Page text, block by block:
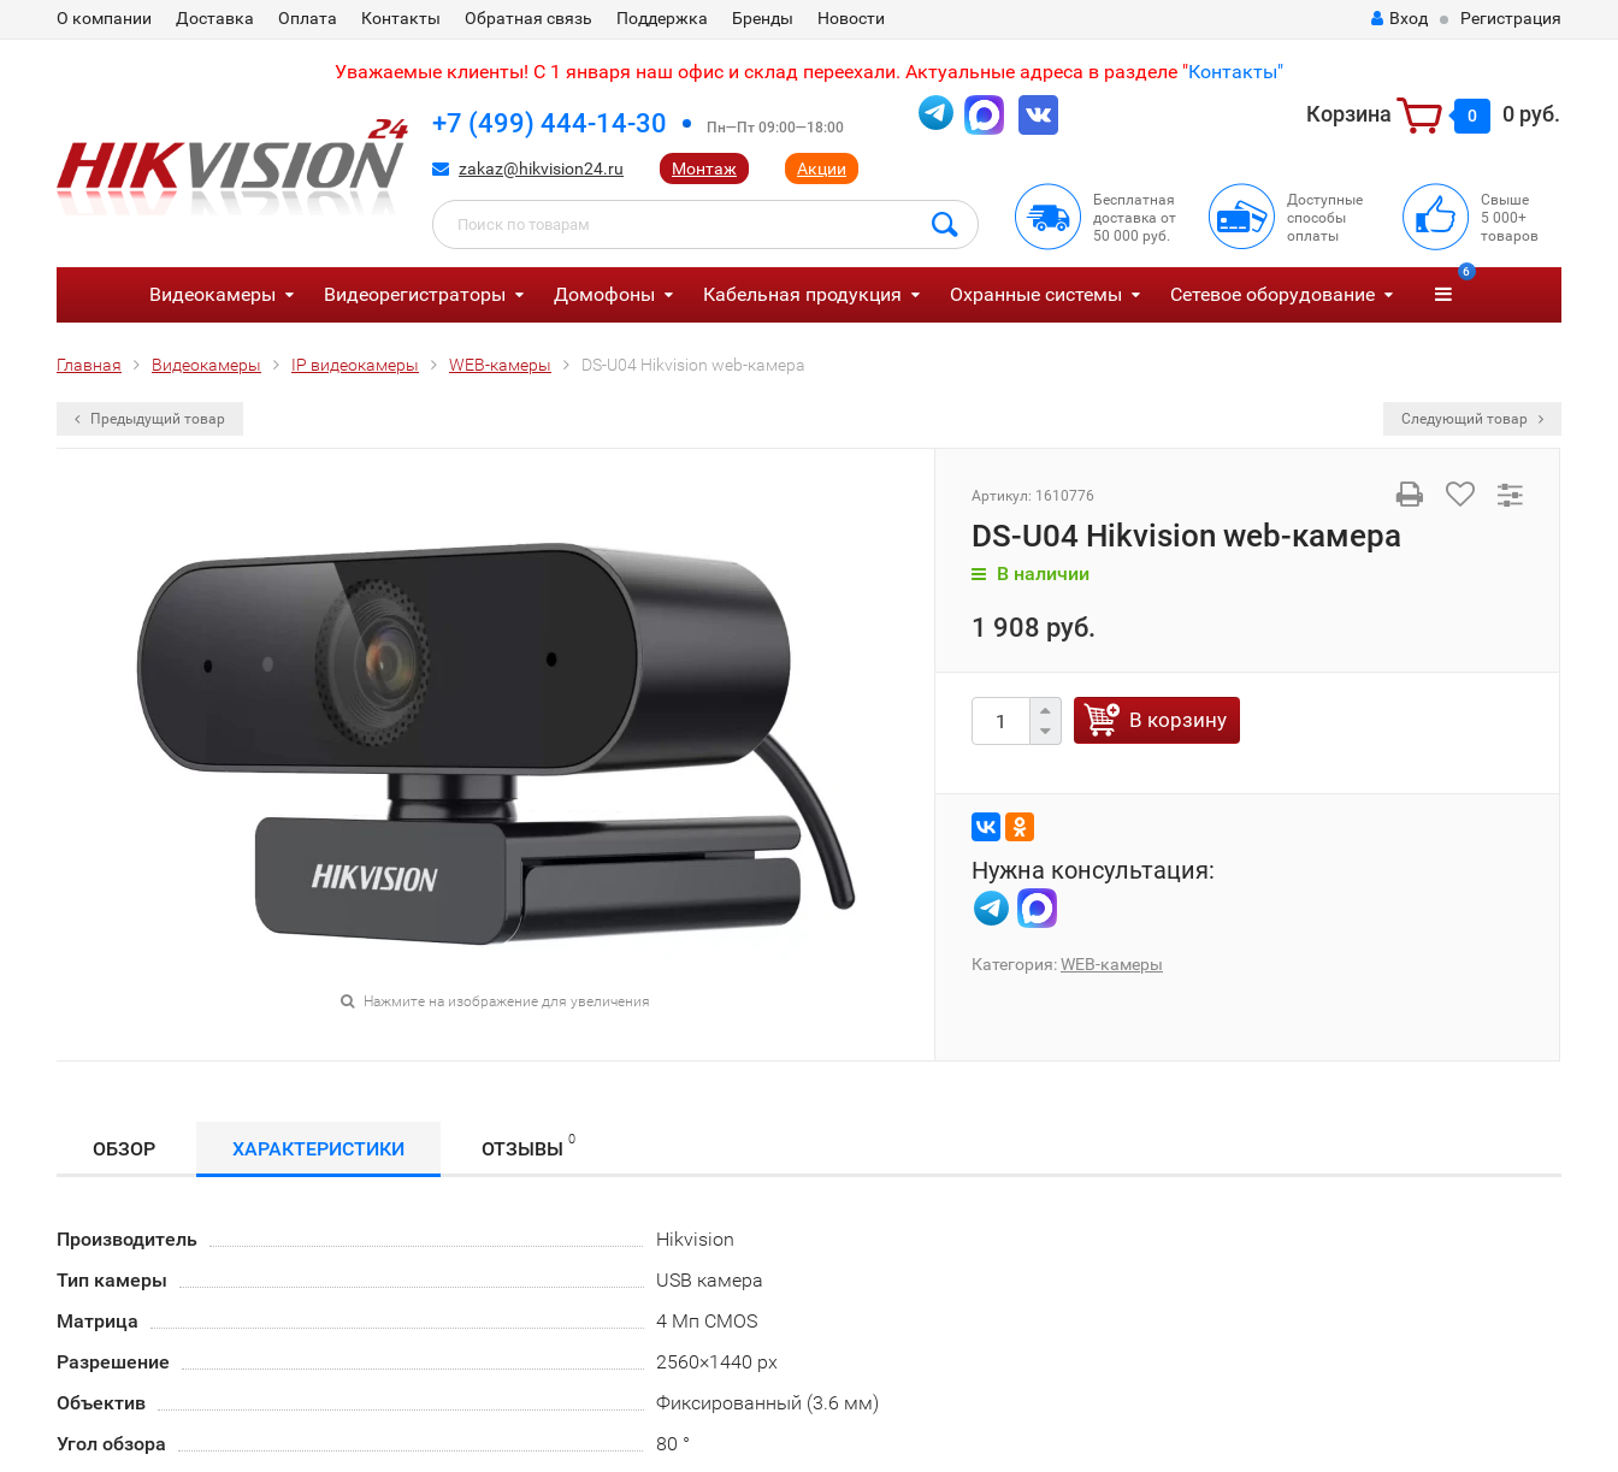
О компании Доставка Оплата Контакты Обратная связь Поддержка Бренды Новости Вход Регистрация
Уважаемые клиенты! С 1 января наш офис и склад переехали. Актуальные адреса в разделе "Контакты"
+7 (499) 444-14-30 Пн—Пт 09:00—18:00
zakaz@hikvision24.ru Монтаж Акции
Корзина 0 0 руб.
Бесплатная
доставка от
50 000 руб.
Доступные
способы
оплаты
Свыше
5 000+
товаров
Видеокамеры Видеорегистраторы Домофоны Кабельная продукция Охранные системы Сетевое оборудование
6
Главная Видеокамеры IP видеокамеры WEB-камеры DS-U04 Hikvision web-камера
Предыдущий товар Следующий товар
Нажмите на изображение для увеличения
Артикул: 1610776
DS-U04 Hikvision web-камера
В наличии
1 908 руб.
В корзину
Нужна консультация:
Категория:WEB-камеры
ОБЗОР ХАРАКТЕРИСТИКИ ОТЗЫВЫ 0
Производитель
Hikvision
Тип камеры
USB камера
Матрица
4 Мп CMOS
Разрешение
2560×1440 px
Объектив
Фиксированный (3.6 мм)
Угол обзора
80 °